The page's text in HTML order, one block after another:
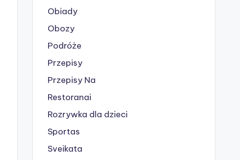
Obiady
Obozy
Podróże
Przepisy
Przepisy Na
Restoranai
Rozrywka dla dzieci
Sportas
Sveikata